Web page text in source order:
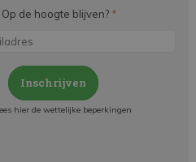
Op de hoogte blijven? *
Inschrijven
hier de wettelijke beperkingen